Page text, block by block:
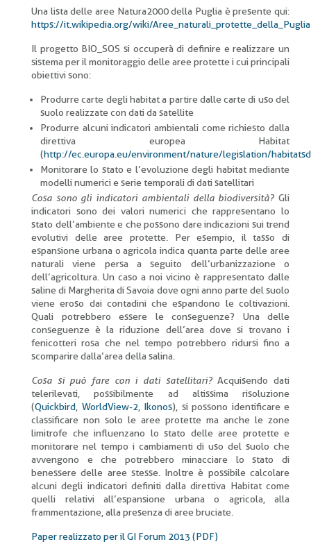
Una lista delle aree Natura2000 della Puglia è presente qui:
https://it.wikipedia.org/wiki/Aree_naturali_protette_della_Puglia
Il progetto BIO_SOS si occuperà di definire e realizzare un
sistema per il monitoraggio delle aree protette i cui principali
obiettivi sono:
Produrre carte degli habitat a partire dalle carte di uso del
suolo realizzate con dati da satellite
Produrre alcuni indicatori ambientali come richiesto dalla
direttiva europea Habitat
(http://ec.europa.eu/environment/nature/legislation/
Monitorare lo stato e l’evoluzione degli habitat mediante
modelli numerici e serie temporali di dati satellitari
Cosa sono gli indicatori ambientali della biodiversità?Gli
indicatori sono dei valori numerici che rappresentano lo
stato dell’ambiente e che possono dare indicazioni sui trend
evolutivi delle aree protette. Per esempio, il tasso di
espansione urbana o agricola indica quanta parte delle aree
naturali viene persa a seguito dell’urbanizzazione o
dell’agricoltura. Un caso a noi vicino è rappresentato dalle
saline di Margherita di Savoia dove ogni anno parte del suolo
viene eroso dai contadini che espandono le coltivazioni.
Quali potrebbero essere le conseguenze? Una delle
conseguenze è la riduzione dell’area dove si trovano i
fenicotteri rosa che nel tempo potrebbero ridursi fino a
scomparire dalla’area della salina.
Cosa si può fare con i dati satellitari?Acquisendo dati
telerilevati, possibilmente ad altissima risoluzione
(Quickbird WorldView-2 Ikonos), si possono identificare e
classificare non solo le aree protette ma anche le zone
limitrofe che influenzano lo stato delle aree protette e
monitorare nel tempo i cambiamenti di uso del suolo che
avvengono e che potrebbero minacciare lo stato di
benessere delle aree stesse. Inoltre è possibile calcolare
alcuni degli indicatori definiti dalla direttiva Habitat come
quelli relativi all’espansione urbana o agricola, alla
frammentazione, alla presenza di aree bruciate.
Paper realizzato per il GI Forum 2013 (PDF)